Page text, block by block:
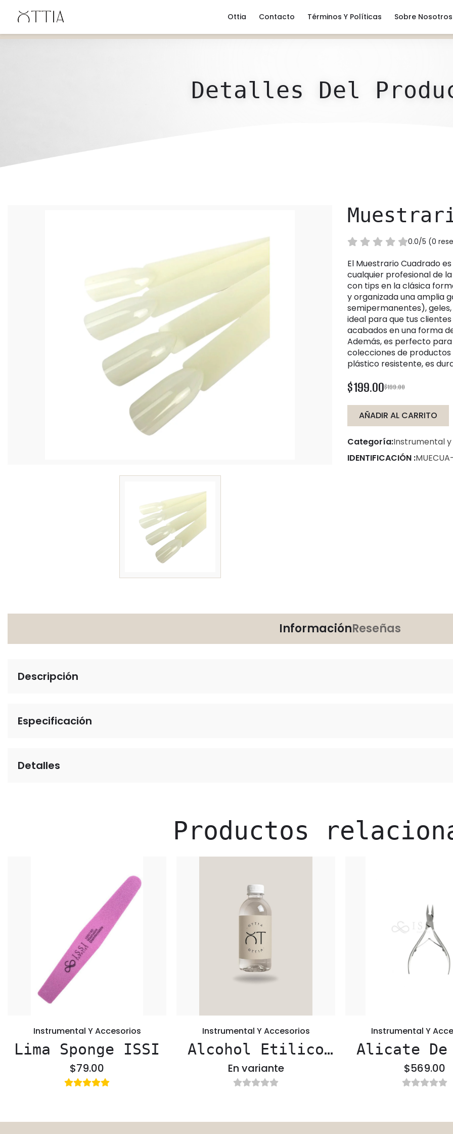
Ottia Contacto Términos Y Políticas Sobre Nosotros
Detalles Del
0.0/5 (0
El Muestrario Cuadrado es una herramienta esencial y práctica para
cualquier profesional de
con tips en la clásica
y organizada una amplia
semipermanentes),
ideal para que tus
acabados en una forma
Además, es perfecto
colecciones de
plástico resistente, es
$199.00$199.00
AÑADIR AL CARRITO
Categoría:Instrumental
IDENTIFICACIÓN :
InformaciónReseñas
Descripción
Especificación
Detalles
Productos
Instrumental Y Accesorios
Lima Sponge ISSI
$79.00
Instrumental Y Accesorios
Alcohol Etilico
%70
En variante
Instrumental Y
Alicate De
$569.00